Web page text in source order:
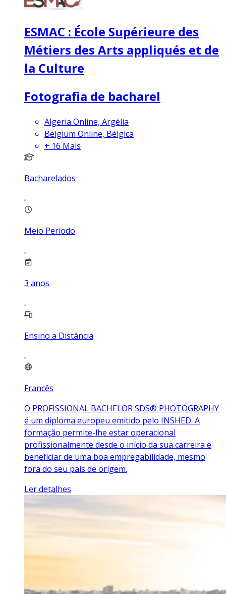
ESMAC : École Supérieure des
Métiers des Arts appliqués et de
la Culture
Fotografia de bacharel
Algeria Online, Argélia
Belgium Online, Bélgica
+ 16 Mais
Bacharelados
Meio Período
3 anos
Ensino a Distância
Francês
O PROFISSIONAL BACHELOR SDS® PHOTOGRAPHY
é um diploma europeu emitido pelo INSHED. A
formação permite-lhe estar operacional
profissionalmente desde o início da sua carreira e
beneficiar de uma boa empregabilidade, mesmo
fora do seu país de origem.
Ler detalhes